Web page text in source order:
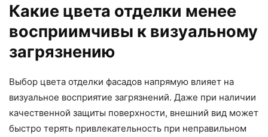
Какие цвета отделки менее
восприимчивы к визуальному
загрязнению
Выбор цвета отделки фасадов напрямую влияет на
визуальное восприятие загрязнений. Даже при наличии
качественной защиты поверхности, внешний вид может
быстро терять привлекательность при неправильном